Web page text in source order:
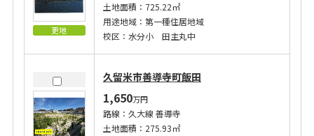
更地
土地面積：725.22㎡
用途地域：第一種住居地域
校区：水分小 田主丸中
久留米市善導寺町飯田
1,650万円
路線：久大線 善導寺
土地面積：275.93㎡